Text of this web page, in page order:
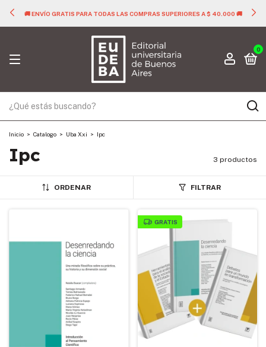
🚚 ENVÍO GRATIS PARA TODAS LAS COMPRAS SUPERIORES A $ 40.000 🚚
0
Inicio > Catalogo > Uba Xxi > Ipc
Ipc 3 productos
ORDENAR FILTRAR
GRATIS